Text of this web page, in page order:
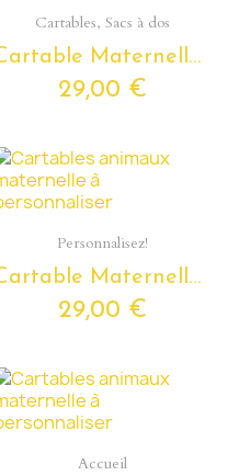
Aperçu rapide
Cartables, Sacs à dos
Cartable Maternelle CHAT Personnalisable avec Prénom
29,00 €
Aperçu rapide
Personnalisez!
Cartable Maternelle GRENOUILLE Personnalisable avec Prénom
29,00 €
Aperçu rapide
Accueil